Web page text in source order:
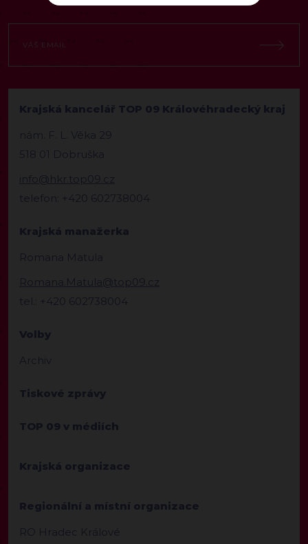
Krajská kancelář TOP 09 Královéhradecký kraj
nám. F. L. Věka 29
518 01 Dobruška
info@hkr.top09.cz
telefon: +420 602738004
Krajská manažerka
Romana Matula
Romana.Matula@top09.cz
tel.: +420 602738004
Volby
Archiv
Tiskové zprávy
TOP 09 v médiích
Krajská organizace
Regionální a místní organizace
RO Hradec Králové